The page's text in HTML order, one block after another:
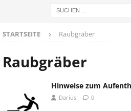
STARTSEITE Raubgräber
Raubgräber
Hinweise zum
Darius 0